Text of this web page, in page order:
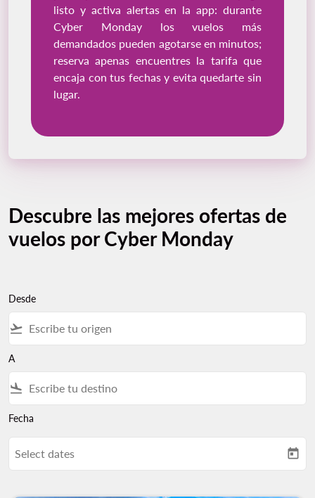
listo y activa alertas en la app: durante
Cyber Monday los vuelos más
demandados pueden agotarse en minutos;
reserva apenas encuentres la tarifa que
encaja con tus fechas y evita quedarte sin
lugar.
Descubre las mejores ofertas de
vuelos por Cyber Monday
Desde
flight_takeoff
A
flight_land
Fecha
Select dates today